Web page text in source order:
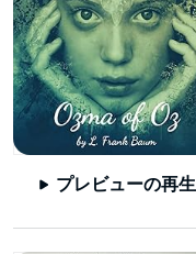
プレビューの再生